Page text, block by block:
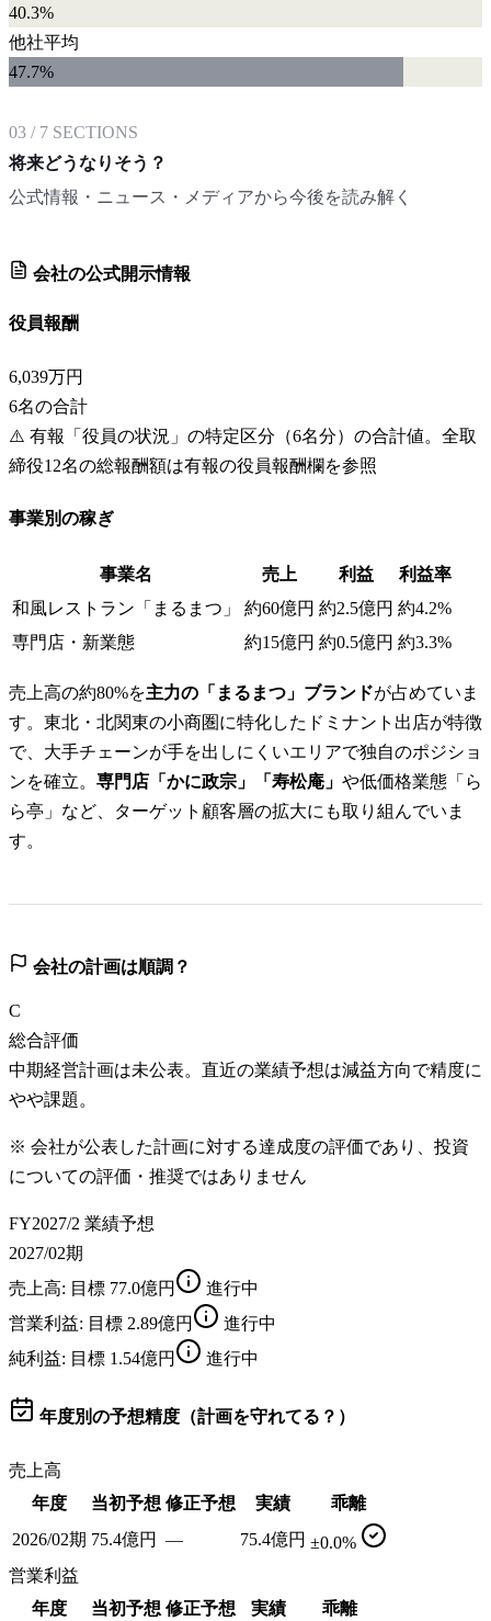
40.3%
他社平均
47.7%
03 / 7 SECTIONS
将来どうなりそう？
公式情報・ニュース・メディアから今後を読み解く
会社の公式開示情報
役員報酬
6,039万円
6名の合計
⚠️ 有報「役員の状況」の特定区分（6名分）の合計値。全取
締役12名の総報酬額は有報の役員報酬欄を参照
事業別の稼ぎ
事業名 売上 利益
利益率
和風レストラン「まるまつ」
約60億円 約2.5億円 約4.2%
専門店・新業態
約15億円 約0.5億円 約3.3%
売上高の約80%を主力の「まるまつ」ブランドが占めていま
す。東北・北関東の小商圏に特化したドミナント出店が特徴
で、大手チェーンが手を出しにくいエリアで独自のポジショ
ンを確立。 専門店「かに政宗」「寿松庵」 や低価格業態「ら
ら亭」など、ターゲット顧客層の拡大にも取り組んでいま
す。
会社の計画は順調？
C
総合評価
中期経営計画は未公表。直近の業績予想は減益方向で精度に
やや課題。
※ 会社が公表した計画に対する達成度の評価であり、投資
についての評価・推奨ではありません
FY2027/2 業績予想
2027/02期
売上高: 目標 77.0億円
進行中
営業利益: 目標 2.89億円
進行中
純利益: 目標 1.54億円 進行中
年度別の予想精度（計画を守れてる？）
売上高
年度
当初予想 修正予想 実績
乖離
2026/02期 75.4億円 — 75.4億円 ±0.0%
営業利益
年度
当初予想 修正予想 実績
乖離